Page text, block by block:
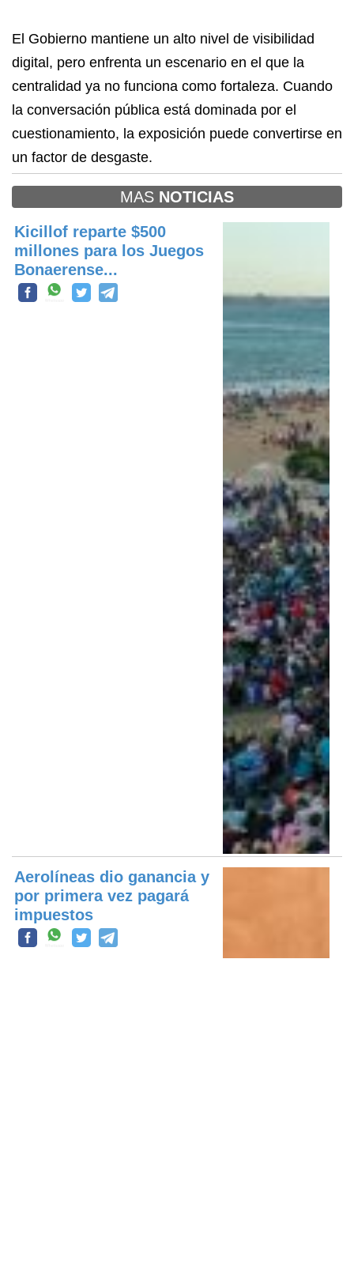
El Gobierno mantiene un alto nivel de visibilidad
digital, pero enfrenta un escenario en el que la
centralidad ya no funciona como fortaleza. Cuando
la conversación pública está dominada por el
cuestionamiento, la exposición puede convertirse en
un factor de desgaste.
MAS NOTICIAS
Kicillof reparte $500
millones para los Juegos
Bonaerense...
Aerolíneas dio ganancia y
por primera vez pagará
impuestos